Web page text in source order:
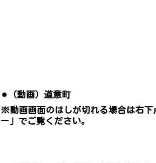
⚫︎（動画）道意町
※動画画面のはしが切れる場合は右
ー」でご覧ください。